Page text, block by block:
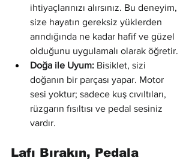
ihtiyaçlarınızı alırsınız. Bu deneyim,
size hayatın gereksiz yüklerden
arındığında ne kadar hafif ve güzel
olduğunu uygulamalı olarak öğretir.
Doğa ile Uyum: Bisiklet, sizi
doğanın bir parçası yapar. Motor
sesi yoktur; sadece kuş cıvıltıları,
rüzgarın fısıltısı ve pedal sesiniz
vardır.
Lafı Bırakın, Pedala